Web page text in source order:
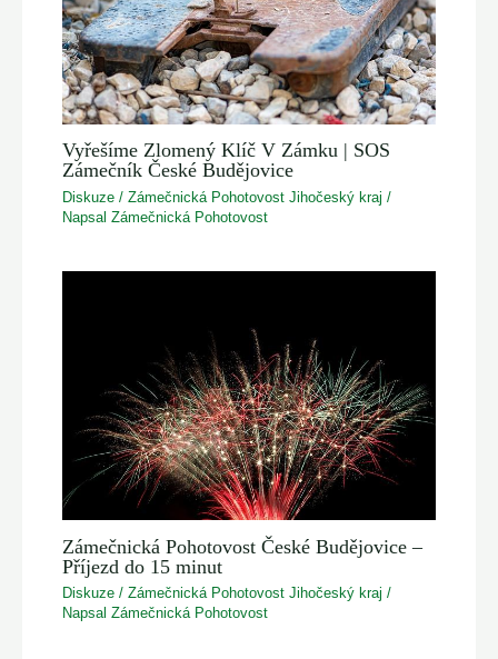
Vyřešíme Zlomený Klíč V Zámku | SOS
Zámečník České Budějovice
Diskuze /Zámečnická Pohotovost Jihočeský kraj /
NapsalZámečnická Pohotovost
Zámečnická Pohotovost České Budějovice –
Příjezd do 15 minut
Diskuze /Zámečnická Pohotovost Jihočeský kraj /
NapsalZámečnická Pohotovost